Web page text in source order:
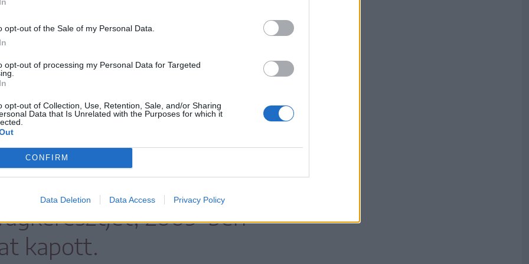
opt-out of the Sale of my Personal Data.
opt-out of processing my Personal Data for Targeted
opt-out of Collection, Use, Retention, Sale, and/or Sharing
Data that Is Unrelated with the Purposes for which it
CONFIRM
Data Deletion Data Access Privacy Policy
Szenvedélyes nők
amiben a feleségét
Kozák Ferencet játszotta.
1995-ben vehette át a
Filmkritikusok díját,
Köztársasági
2009-ben
kapott.